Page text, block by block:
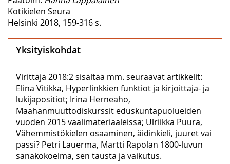
Kotikielen Seura
Helsinki 2018, 159-316 s.
Yksityiskohdat
Virittäjä 2018:2 sisältää mm. seuraavat artikkelit:
Elina Vitikka, Hyperlinkkien funktiot ja kirjoittaja- ja
lukijapositiot; Irina Herneaho,
Maahanmuuttodiskurssit eduskuntapuolueiden
vuoden 2015 vaalimateriaaleissa; Ulriikka Puura,
Vähemmistökielen osaaminen, äidinkieli, juuret vai
passi? Petri Lauerma, Martti Rapolan 1800-luvun
sanakokoelma, sen tausta ja vaikutus.